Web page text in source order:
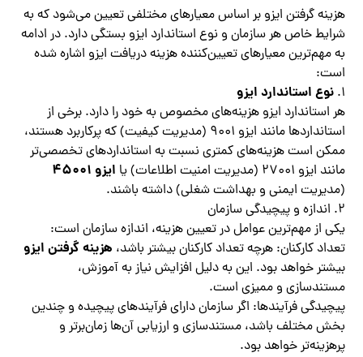
هزینه گرفتن ایزو بر اساس معیارهای مختلفی تعیین می‌شود که به
شرایط خاص هر سازمان و نوع استاندارد ایزو بستگی دارد. در ادامه
به مهم‌ترین معیارهای تعیین‌کننده هزینه دریافت ایزو اشاره شده
است:
1. نوع استاندارد ایزو
هر استاندارد ایزو هزینه‌های مخصوص به خود را دارد. برخی از
استانداردها مانند ایزو 9001 (مدیریت کیفیت) که پرکاربرد هستند،
ممکن است هزینه‌های کمتری نسبت به استانداردهای تخصصی‌تر
مانند ایزو 27001 (مدیریت امنیت اطلاعات) یا
ایزو 45001
(مدیریت ایمنی و بهداشت شغلی) داشته باشند.
2. اندازه و پیچیدگی سازمان
یکی از مهم‌ترین عوامل در تعیین هزینه، اندازه سازمان است:
تعداد کارکنان: هرچه تعداد کارکنان بیشتر باشد، هزینه گرفتن ایزو
بیشتر خواهد بود. این به دلیل افزایش نیاز به آموزش،
مستندسازی و ممیزی است.
پیچیدگی فرآیندها: اگر سازمان دارای فرآیندهای پیچیده و چندین
بخش مختلف باشد، مستندسازی و ارزیابی آن‌ها زمان‌برتر و
پرهزینه‌تر خواهد بود.